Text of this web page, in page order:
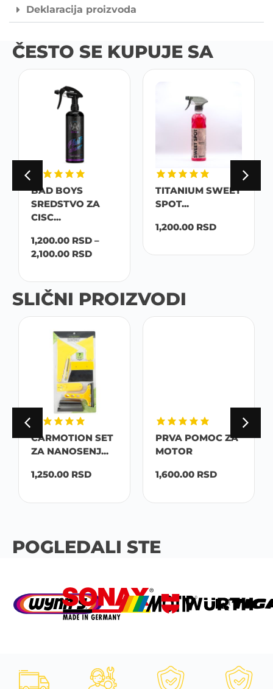
Deklaracija proizvoda
ČESTO SE KUPUJE SA
BAD BOYS
SREDSTVO ZA
CISC...
1,200.00 RSD –
2,100.00 RSD
TITANIUM SWEET
SPOT...
1,200.00 RSD
SLIČNI PROIZVODI
CARMOTION SET
ZA NANOSENJ...
1,250.00 RSD
PRVA POMOC ZA
MOTOR
1,600.00 RSD
POGLEDALI STE